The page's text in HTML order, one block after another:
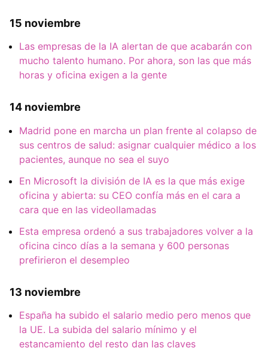
15 noviembre
Las empresas de la IA alertan de que acabarán con
mucho talento humano. Por ahora, son las que más
horas y oficina exigen a la gente
14 noviembre
Madrid pone en marcha un plan frente al colapso de
sus centros de salud: asignar cualquier médico a los
pacientes, aunque no sea el suyo
En Microsoft la división de IA es la que más exige
oficina y abierta: su CEO confía más en el cara a
cara que en las videollamadas
Esta empresa ordenó a sus trabajadores volver a la
oficina cinco días a la semana y 600 personas
prefirieron el desempleo
13 noviembre
España ha subido el salario medio pero menos que
la UE. La subida del salario mínimo y el
estancamiento del resto dan las claves